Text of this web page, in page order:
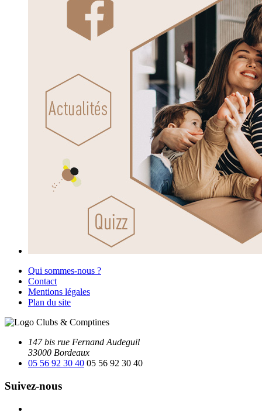
Qui sommes-nous ?
Contact
Mentions légales
Plan du site
147 bis rue Fernand Audeguil
33000 Bordeaux
05 56 92 30 40 05 56 92 30 40
Suivez-nous